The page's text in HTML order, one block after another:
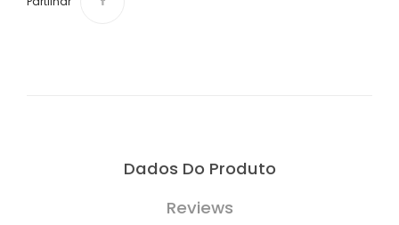
Dados Do Produto
Reviews